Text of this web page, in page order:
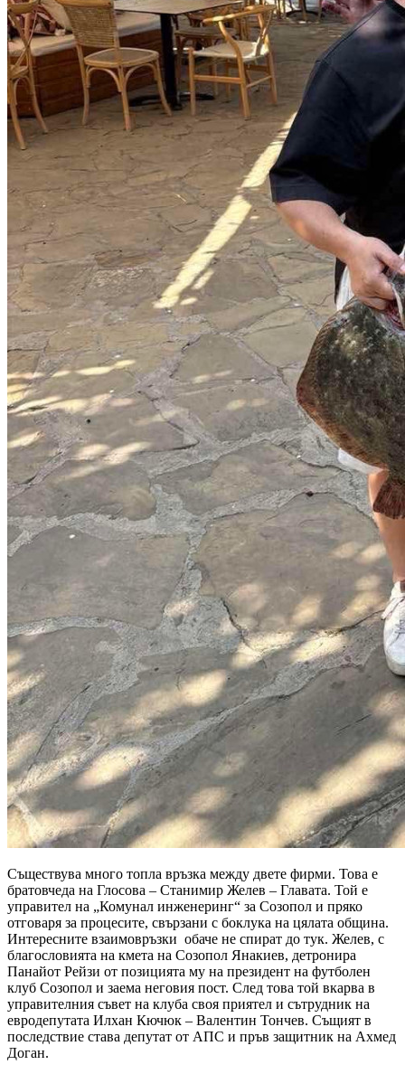
Съществува много топла връзка между двете фирми. Това е
братовчеда на Глосова – Станимир Желев – Главата. Той е
управител на „Комунал инженеринг“ за Созопол и пряко
отговаря за процесите, свързани с боклука на цялата община.
Интересните взаимовръзки обаче не спират до тук. Желев, с
благословията на кмета на Созопол Янакиев, детронира
Панайот Рейзи от позицията му на президент на футболен
клуб Созопол и заема неговия пост. След това той вкарва в
управителния съвет на клуба своя приятел и сътрудник на
евродепутата Илхан Кючюк – Валентин Тончев. Същият в
последствие става депутат от АПС и пръв защитник на Ахмед
Доган.